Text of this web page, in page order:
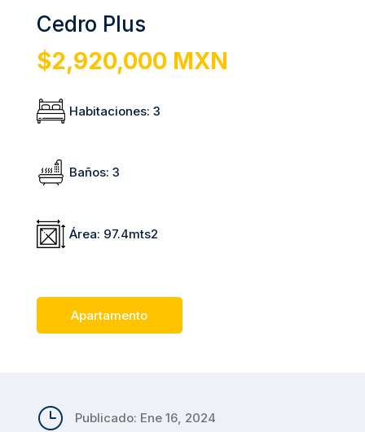
Cedro Plus
$2,920,000 MXN
Habitaciones:3
Baños:3
Área: 97.4mts2
Apartamento
} Publicado: Ene 16, 2024